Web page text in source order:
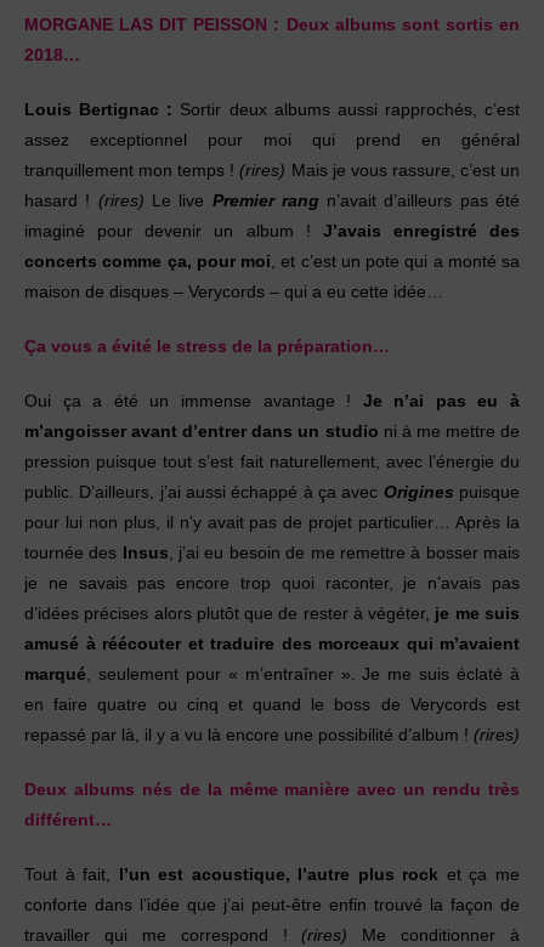
MORGANE LAS DIT PEISSON : Deux albums sont sortis en
2018…
Louis Bertignac : Sortir deux albums aussi rapprochés, c’est
assez exceptionnel pour moi qui prend en général
tranquillement mon temps !(rires) Mais je vous rassure, c’est un
hasard ! (rires) Le live Premier rang n’avait d’ailleurs pas été
imaginé pour devenir un album ! J’avais enregistré des
concerts comme ça, pour moi , et c’est un pote qui a monté sa
maison de disques – Verycords – qui a eu cette idée…
Ça vous a évité le stress de la préparation…
Oui ça a été un immense avantage ! Je n’ai pas eu à
m’angoisser avant d’entrer dans un studio ni à me mettre de
pression puisque tout s’est fait naturellement, avec l’énergie du
public. D’ailleurs, j’ai aussi échappé à ça avec Origines puisque
pour lui non plus, il n’y avait pas de projet particulier… Après la
tournée des Insus , j’ai eu besoin de me remettre à bosser mais
je ne savais pas encore trop quoi raconter, je n’avais pas
d’idées précises alors plutôt que de rester à végéter, je me suis
amusé à réécouter et traduire des morceaux qui m’avaient
marqué , seulement pour « m’entraîner ». Je me suis éclaté à
en faire quatre ou cinq et quand le boss de Verycords est
repassé par là, il y a vu là encore une possibilité d’album ! (rires)
Deux albums nés de la même manière avec un rendu très
différent…
Tout à fait, l’un est acoustique, l’autre plus rock et ça me
conforte dans l’idée que j’ai peut-être enfin trouvé la façon de
travailler qui me correspond !(rires) Me conditionner à